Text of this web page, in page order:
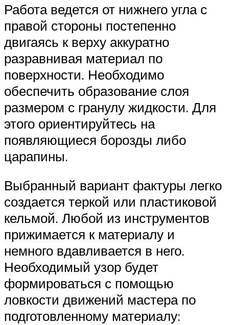
Работа ведется от нижнего угла с
правой стороны постепенно
двигаясь к верху аккуратно
разравнивая материал по
поверхности. Необходимо
обеспечить образование слоя
размером с гранулу жидкости. Для
этого ориентируйтесь на
появляющиеся борозды либо
царапины.
Выбранный вариант фактуры легко
создается теркой или пластиковой
кельмой. Любой из инструментов
прижимается к материалу и
немного вдавливается в него.
Необходимый узор будет
формироваться с помощью
ловкости движений мастера по
подготовленному материалу: